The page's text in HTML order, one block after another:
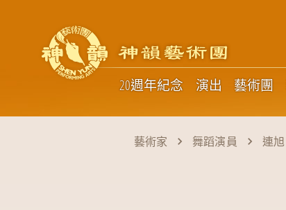
20週年紀念 演出 藝術團
藝術家 舞蹈演員 連旭